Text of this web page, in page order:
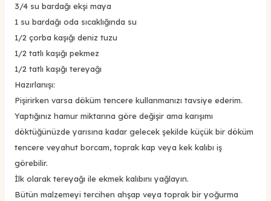
3/4 su bardağı ekşi maya
1 su bardağı oda sıcaklığında su
1/2 çorba kaşığı deniz tuzu
1/2 tatlı kaşığı pekmez
1/2 tatlı kaşığı tereyağı
Hazırlanışı:
Pişirirken varsa döküm tencere kullanmanızı tavsiye ederim.
Yaptığınız hamur miktarına göre değişir ama karışımı
döktüğünüzde yarısına kadar gelecek şekilde küçük bir döküm
tencere veyahut borcam, toprak kap veya kek kalıbı iş
görebilir.
İlk olarak tereyağı ile ekmek kalıbını yağlayın.
Bütün malzemeyi tercihen ahşap veya toprak bir yoğurma